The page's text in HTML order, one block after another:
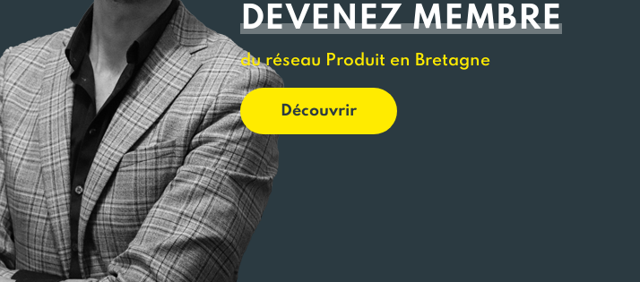
DEVENEZ MEMBRE
du réseau Produit en Bretagne
Découvrir